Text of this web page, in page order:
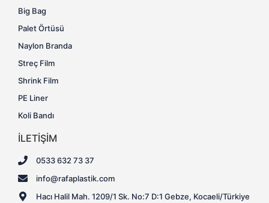
Big Bag
Palet Örtüsü
Naylon Branda
Streç Film
Shrink Film
PE Liner
Koli Bandı
İLETİŞİM
0533 632 73 37
info@rafaplastik.com
Hacı Halil Mah. 1209/1 Sk. No:7 D:1 Gebze, Kocaeli/Türkiye